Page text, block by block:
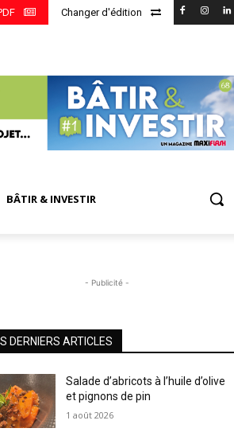
Changer d'édition
BÂTIR & INVESTIR
- Publicité -
DERNIERS ARTICLES
Salade d’abricots à l’huile d’olive
et pignons de pin
1 août 2026